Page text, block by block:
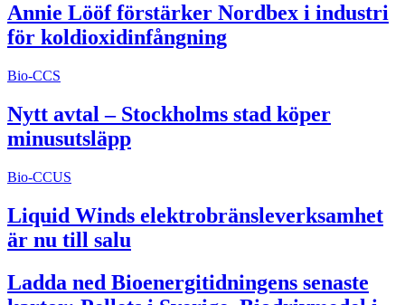
Annie Lööf förstärker Nordbex i industri
för koldioxidinfångning
Bio-CCS
Nytt avtal – Stockholms stad köper
minusutsläpp
Bio-CCUS
Liquid Winds elektrobränsleverksamhet
är nu till salu
Ladda ned Bioenergitidningens senaste